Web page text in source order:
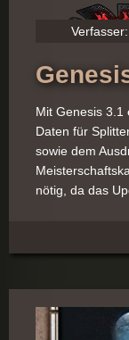
Mit Genesis 3.1
Daten für
sowie dem
nötig, da das